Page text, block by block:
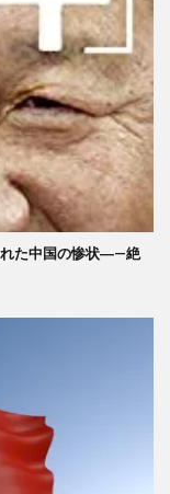
た中国の惨状―—絶